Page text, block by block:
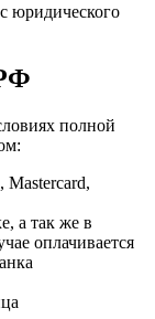
юридического
полной
Mastercard,
а так же в
оплачивается